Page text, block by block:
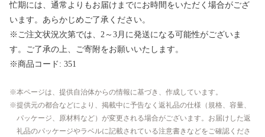
忙期には、通常よりもお届けまでにお時間をいただく場合がござ
います。あらかじめご了承ください。
※ご注文状況次第では、2～3月に発送になる可能性がございま
す。ご了承の上、ご寄附をお願いいたします。
※商品コード: 351
本ページは、提供自治体からの情報に基づき、作成しています。
提供元の都合などにより、掲載中に予告なく返礼品の仕様（規格、容量、
パッケージ、原材料など）が変更される場合がございます。お届けした返
礼品のパッケージやラベルに記載されている注意書きなどをご確認くださ